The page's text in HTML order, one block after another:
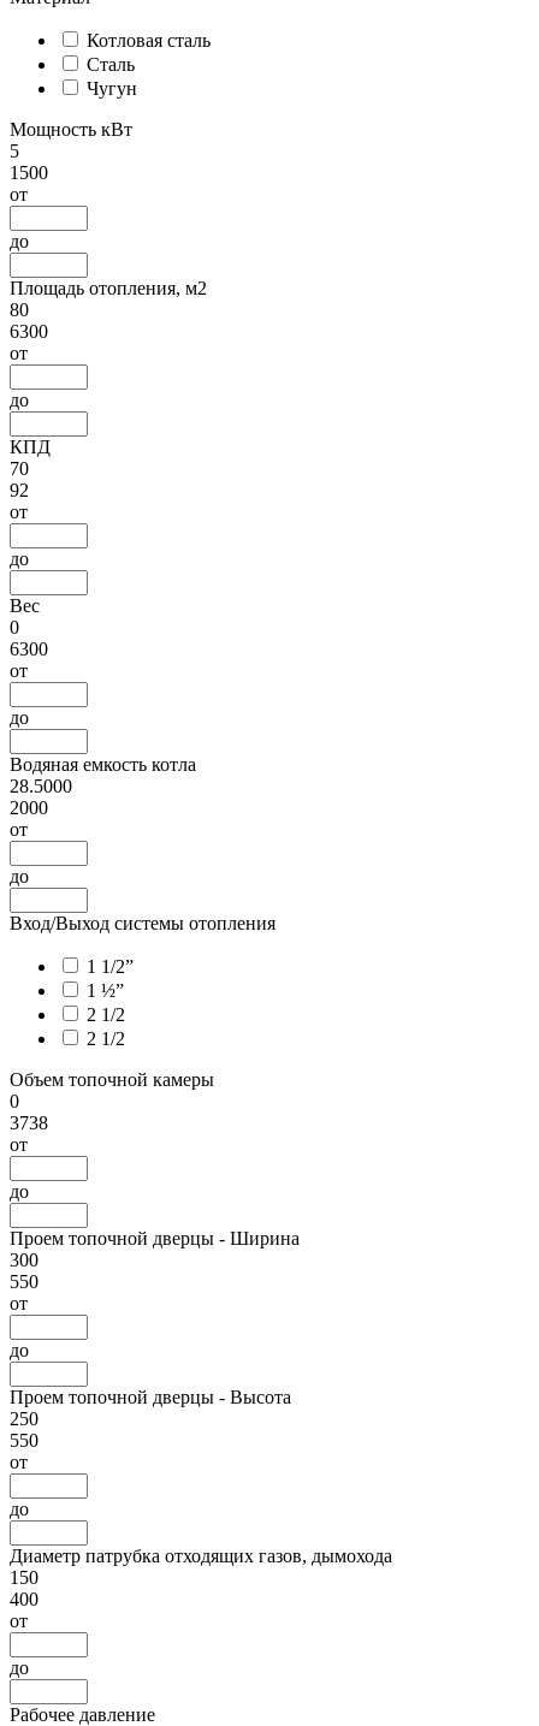
Котловая сталь
Сталь
Чугун
Мощность кВт
5
1500
от
до
Площадь отопления, м2
80
6300
от
до
КПД
70
92
от
до
Вес
0
6300
от
до
Водяная емкость котла
28.5000
2000
от
до
Вход/Выход системы отопления
1 1/2”
1 ½”
2 1/2
2 1/2
Объем топочной камеры
0
3738
от
до
Проем топочной дверцы - Ширина
300
550
от
до
Проем топочной дверцы - Высота
250
550
от
до
Диаметр патрубка отходящих газов, дымохода
150
400
от
до
Рабочее давление